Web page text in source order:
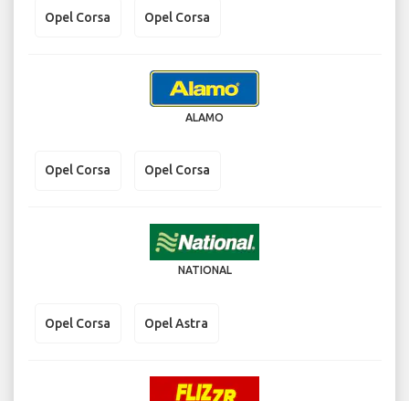
Opel Corsa Opel Corsa
ALAMO
Opel Corsa Opel Corsa
NATIONAL
Opel Corsa Opel Astra